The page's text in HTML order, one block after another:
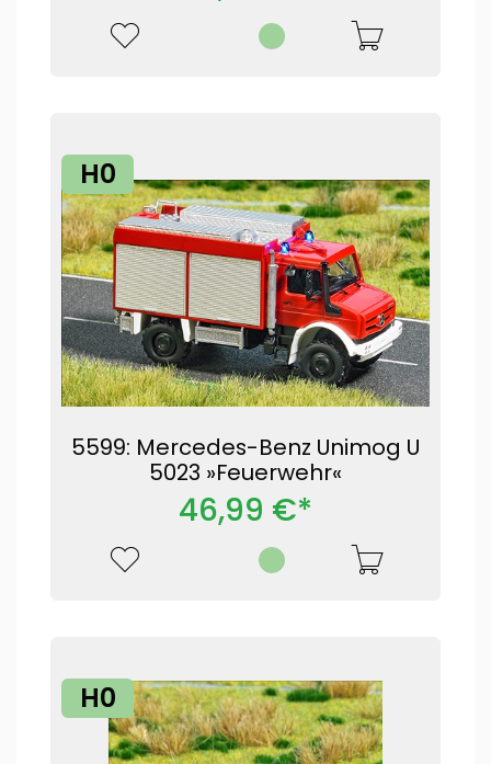
H0
5599: Mercedes-Benz Unimog U
5023 »Feuerwehr«
46,99 €*
H0